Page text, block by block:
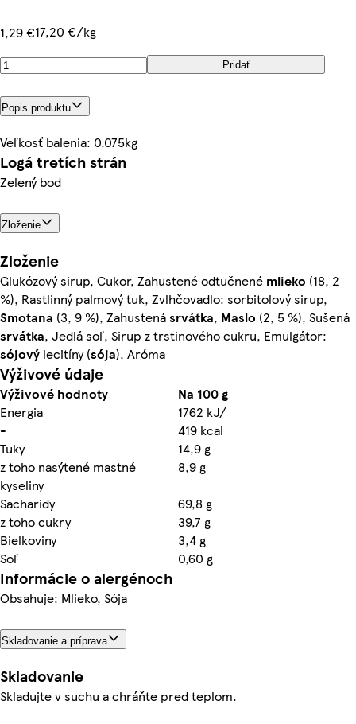
1,29 €17,20 €/kg
Pridať
Popis produktu
Veľkosť balenia: 0.075kg
Logá tretích strán
Zelený bod
Zloženie
Zloženie
Glukózový sirup, Cukor, Zahustené odtučnené mlieko (18, 2
%), Rastlinný palmový tuk, Zvlhčovadlo: sorbitolový sirup,
Smotana (3, 9 %), Zahustenásrvátka, Maslo (2, 5 %), Sušená
srvátka, Jedlá soľ, Sirup z trstinového cukru, Emulgátor:
sójový lecitíny (sója), Aróma
Výživové údaje
Výživové hodnoty
Na 100 g
Energia
1762 kJ/
-
419 kcal
Tuky
14,9 g
z toho nasýtené mastné
kyseliny
8,9 g
Sacharidy
69,8 g
z toho cukry
39,7 g
Bielkoviny
3,4 g
Soľ
0,60 g
Informácie o alergénoch
Obsahuje: Mlieko, Sója
Skladovanie a príprava
Skladovanie
Skladujte v suchu a chráňte pred teplom.